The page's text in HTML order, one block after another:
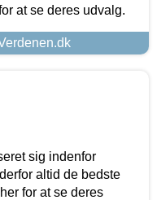
at se deres udvalg.
sig indenfor
altid de bedste
for at se deres